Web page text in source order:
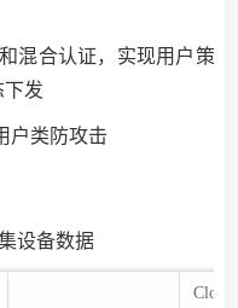
混合认证，实现用户策
发
户类防攻击
设备数据